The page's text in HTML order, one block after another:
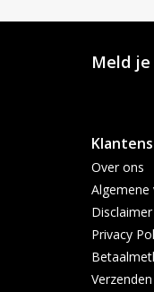
Meld
Over ons
Disclaimer
Privacy